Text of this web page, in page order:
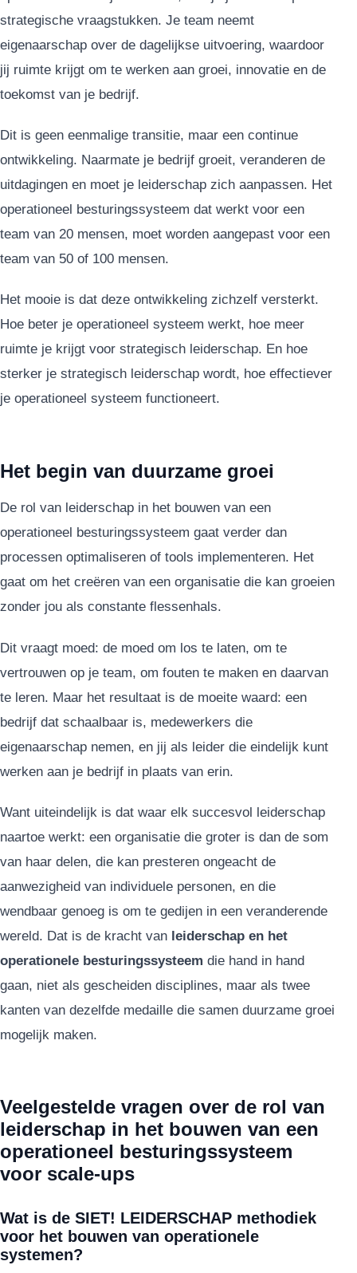
strategische vraagstukken. Je team neemt
eigenaarschap over de dagelijkse uitvoering, waardoor
jij ruimte krijgt om te werken aan groei, innovatie en de
toekomst van je bedrijf.
Dit is geen eenmalige transitie, maar een continue
ontwikkeling. Naarmate je bedrijf groeit, veranderen de
uitdagingen en moet je leiderschap zich aanpassen. Het
operationeel besturingssysteem dat werkt voor een
team van 20 mensen, moet worden aangepast voor een
team van 50 of 100 mensen.
Het mooie is dat deze ontwikkeling zichzelf versterkt.
Hoe beter je operationeel systeem werkt, hoe meer
ruimte je krijgt voor strategisch leiderschap. En hoe
sterker je strategisch leiderschap wordt, hoe effectiever
je operationeel systeem functioneert.
Het begin van duurzame groei
De rol van leiderschap in het bouwen van een
operationeel besturingssysteem gaat verder dan
processen optimaliseren of tools implementeren. Het
gaat om het creëren van een organisatie die kan groeien
zonder jou als constante flessenhals.
Dit vraagt moed: de moed om los te laten, om te
vertrouwen op je team, om fouten te maken en daarvan
te leren. Maar het resultaat is de moeite waard: een
bedrijf dat schaalbaar is, medewerkers die
eigenaarschap nemen, en jij als leider die eindelijk kunt
werken aan je bedrijf in plaats van erin.
Want uiteindelijk is dat waar elk succesvol leiderschap
naartoe werkt: een organisatie die groter is dan de som
van haar delen, die kan presteren ongeacht de
aanwezigheid van individuele personen, en die
wendbaar genoeg is om te gedijen in een veranderende
wereld. Dat is de kracht van leiderschap en het
operationele besturingssysteem die hand in hand
gaan, niet als gescheiden disciplines, maar als twee
kanten van dezelfde medaille die samen duurzame groei
mogelijk maken.
Veelgestelde vragen over de rol van
leiderschap in het bouwen van een
operationeel besturingssysteem
voor scale-ups
Wat is de SIET! LEIDERSCHAP methodiek
voor het bouwen van operationele
systemen?